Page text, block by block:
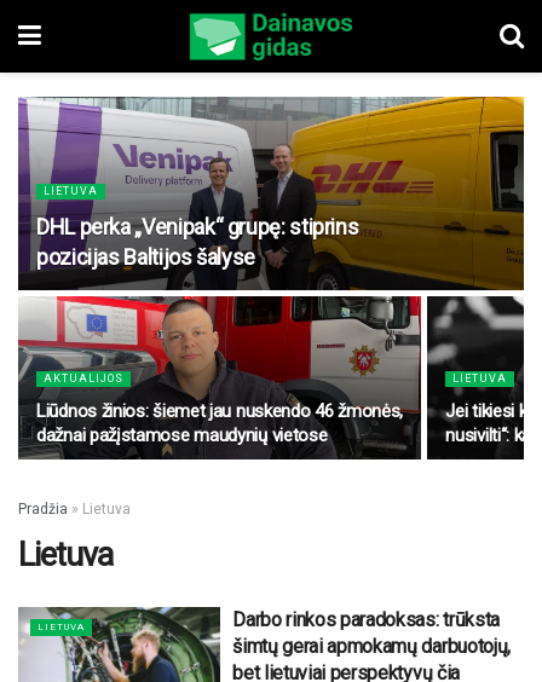
LIETUVA
DHL perka „Venipak“ grupę: stiprins
pozicijas Baltijos šalyse
AKTUALIJOS
Liūdnos žinios: šiemet jau nuskendo 46 žmonės,
dažnai pažįstamose maudynių vietose
LIETUVA
Jei tikiesi
nusivilti“:
Pradžia » Lietuva
Lietuva
LIETUVA
Darbo rinkos paradoksas: trūksta
šimtų gerai apmokamų darbuotojų,
bet lietuviai perspektyvų čia